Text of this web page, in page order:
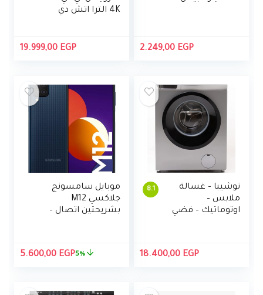
2.249,00 EGP
4K الترا اتش دي
كنترول من شارب19.999,00 EGP
8.1
توشيبا – غسالة
ملابس –
اوتوماتيك – فضي
18.400,00 EGP
موبايل سامسونج
جلاكسي M12
بشريحتين اتصال –
السعر
5.900,00 EGP.
5.600,00 EGP 5%